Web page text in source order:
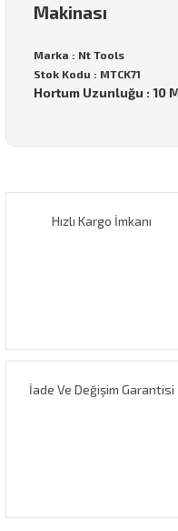
Makinası
Marka : Nt Tools
Stok Kodu : MTCK71
Hortum Uzunluğu : 10
Görüş ve önerileriniz için
Hızlı Kargo İmkanı
İade Ve Değişim Garantisi